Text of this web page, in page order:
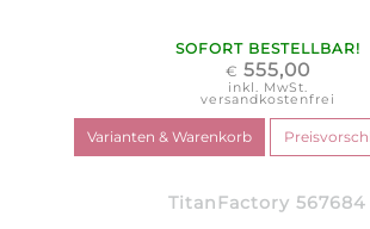
SOFORT BESTELLBAR!
€ 555,00
inkl. MwSt.
versandkostenfrei
TitanFactory 567684